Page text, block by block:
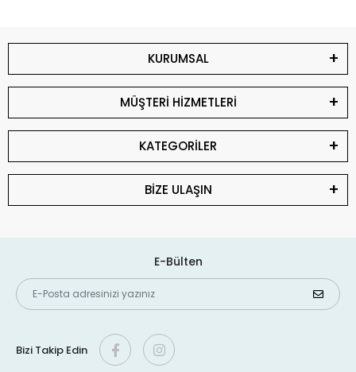
KURUMSAL
MÜŞTERİ HİZMETLERİ
KATEGORİLER
BİZE ULAŞIN
E-Bülten
Bizi Takip Edin